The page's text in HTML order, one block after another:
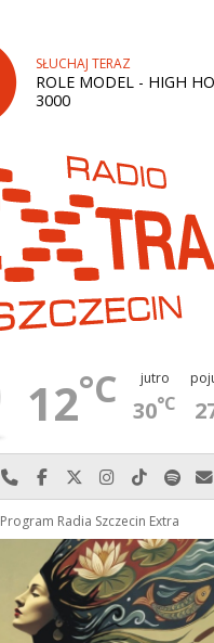
SŁUCHAJ TERAZ
ROLE MODEL - HIGH
3000
12°C jutro
30°C
Najlepiej po prostu do nas
Odwiedź nas na
Odwiedź nas na X
Odwiedź nas
Program Radia Szczecin Extra